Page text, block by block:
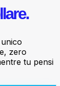
zero
tu pensi